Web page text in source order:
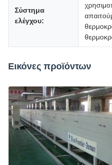
Σύστημα
ελέγχου:
Εικόνες προϊόντων